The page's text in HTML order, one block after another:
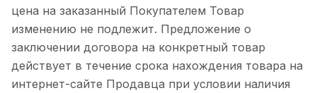
цена на заказанный Покупателем Товар
изменению не подлежит. Предложение о
заключении договора на конкретный товар
действует в течение срока нахождения товара на
интернет-сайте Продавца при условии наличия